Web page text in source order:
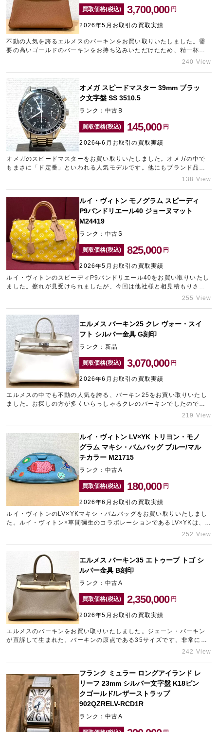
買取価格(税込) 3,700,000 円
2026年5月お取引の買取実績
不動の人気を誇るエルメスのバーキンをお買い取りいたしました。需
要の高いゴールドのバーキンをお持ち込みいただけたため、精一杯の
金額をご提示させていただきました。また複数点ブランド品をまとめ
ーレア神戸元町店」にご相談ください。
240 View
オメガ スピードマスター 39mm ブラッ
ク文字盤 SS 3510.5
ランク：中古B
買取価格(税込) 145,000 円
2026年6月お取引の買取実績
オメガのスピードマスターをお買い取りいたしました。オメガの中で
もまさに「ド定番」といわれる人気モデルです。他にもブランド品を
複数点お持ち込みいただけたため、目一杯の金額をご提示させていた
138 View
ルイ・ヴィトン モノグラム スピーディ
P9バンドリエール40 ジョーヌマット
M24419
ランク：中古S
買取価格(税込) 825,000 円
2026年5月お取引の買取実績
ルイ・ヴィトンのスピーディP9バンドリエール40をお買い取りいたし
ました。擦れが見受けられましたが、今回は他社様と相見積もりされ
ている中でのご相談だったため、どこにも負けない精一杯の金額をご
グの高価買取は心斎橋にあるブランド買取店「ギャラリーレア心斎橋
本店」にお任せください。
255 View
エルメス バーキン25 クレ ヴォー・スイ
フト シルバー金具 G刻印
ランク：新品
買取価格(税込) 3,070,000 円
2026年6月お取引の買取実績
エルメスの中でも不動の人気を誇る、バーキン25をお買い取りいたし
ました。お探しの方が多くいらっしゃるクレのバーキンでしたので、
精一杯の金額をご提示させていただきました。三宮エリアでブランド
219 View
ルイ・ヴィトン LV×YK トリヨン・モノ
グラム マキシ・バムバッグ ブルー/マル
チカラー M21715
ランク：中古A
買取価格(税込) 180,000 円
2026年6月お取引の買取実績
ルイ・ヴィトンのLV×YKマキシ・バムバッグをお買い取りいたしまし
た。ルイ・ヴィトン×草間彌生のコラボレーションであるLV×YKは、大
変人気があります。中でも非常に希少なメンズボディバッグであり、
希望の方は、元町エリアのブランド買取店「ギャラリーレア神戸元町
店」にお持ち込みくださいませ。
252 View
エルメス バーキン35 エトゥープ トゴ シ
ルバー金具 B刻印
ランク：中古A
買取価格(税込) 2,350,000 円
2026年5月お取引の買取実績
エルメスのバーキンをお買い取りいたしました。ジェーン・バーキン
が直訴して生まれた、バーキンの原点である35サイズです。非常に流
通が少ない希少なお品物でしたので、高価買取させていただきまし
242 View
フランク ミュラー ロングアイランド レ
リーフ 23mm シルバー文字盤 K18ピン
クゴールド/レザーストラップ
902QZRELV-RCD1R
ランク：中古A